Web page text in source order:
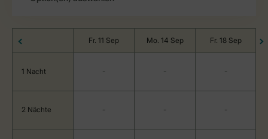
Fr. 11 Sep Mo. 14 Sep Fr. 18 Sep
1 Nacht - - -
2 Nächte - - -